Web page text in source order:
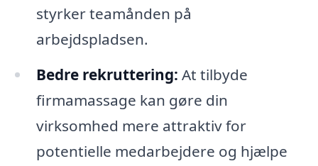
styrker teamånden på
arbejdspladsen.
Bedre rekruttering: At tilbyde
firmamassage kan gøre din
virksomhed mere attraktiv for
potentielle medarbejdere og hjælpe